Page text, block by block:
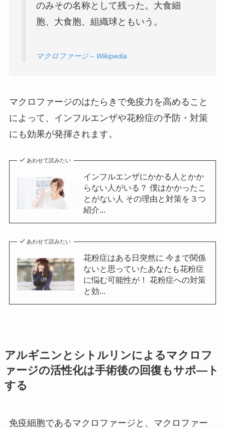
のみその名称として残った。大食細
胞、大食胞、組織球ともいう。
マクロファージ – Wikipedia
マクロファージのはたらきで免疫力を高めること
によって、インフルエンザや花粉症の予防・対策
にも効果が発揮されます。
あわせて読みたい
インフルエンザにかかる人とかか
らない人がいる？ 僕はかかったこ
とがない人 その理由と対策を３つ
紹介...
あわせて読みたい
花粉症はある日突然に 今まで関係
ないと思っていたあなたも花粉症
に悩む可能性が！ 花粉症への対策
と効...
アルギニンとシトルリンによるマクロフ
ァージの活性化は手術後の回復もサポ―ト
する
免疫細胞であるマクロファージと、マクロファー